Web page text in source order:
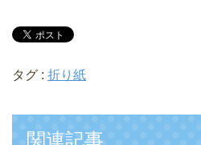
タグ : 折り紙
関連記事